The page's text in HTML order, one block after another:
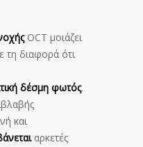
OCT μοιάζει
τη διαφορά ότι
δέσμη φωτός.
και
αρκετές